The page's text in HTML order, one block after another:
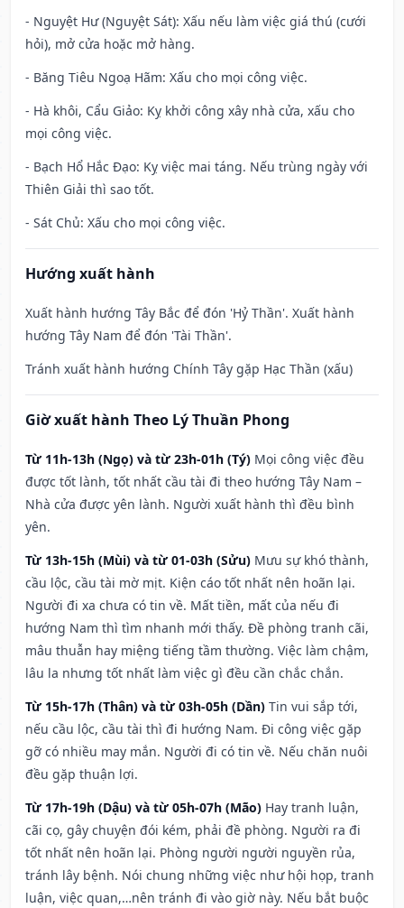
- Nguyệt Hư (Nguyệt Sát): Xấu nếu làm việc giá thú (cưới
hỏi), mở cửa hoặc mở hàng.
- Băng Tiêu Ngoạ Hãm: Xấu cho mọi công việc.
- Hà khôi, Cẩu Giảo: Kỵ khởi công xây nhà cửa, xấu cho
mọi công việc.
- Bạch Hổ Hắc Đạo: Kỵ việc mai táng. Nếu trùng ngày với
Thiên Giải thì sao tốt.
- Sát Chủ: Xấu cho mọi công việc.
Hướng xuất hành
Xuất hành hướng Tây Bắc để đón 'Hỷ Thần'. Xuất hành
hướng Tây Nam để đón 'Tài Thần'.
Tránh xuất hành hướng Chính Tây gặp Hạc Thần (xấu)
Giờ xuất hành Theo Lý Thuần Phong
Từ 11h-13h (Ngọ) và từ 23h-01h (Tý) Mọi công việc đều
được tốt lành, tốt nhất cầu tài đi theo hướng Tây Nam –
Nhà cửa được yên lành. Người xuất hành thì đều bình
yên.
Từ 13h-15h (Mùi) và từ 01-03h (Sửu) Mưu sự khó thành,
cầu lộc, cầu tài mờ mịt. Kiện cáo tốt nhất nên hoãn lại.
Người đi xa chưa có tin về. Mất tiền, mất của nếu đi
hướng Nam thì tìm nhanh mới thấy. Đề phòng tranh cãi,
mâu thuẫn hay miệng tiếng tầm thường. Việc làm chậm,
lâu la nhưng tốt nhất làm việc gì đều cần chắc chắn.
Từ 15h-17h (Thân) và từ 03h-05h (Dần) Tin vui sắp tới,
nếu cầu lộc, cầu tài thì đi hướng Nam. Đi công việc gặp
gỡ có nhiều may mắn. Người đi có tin về. Nếu chăn nuôi
đều gặp thuận lợi.
Từ 17h-19h (Dậu) và từ 05h-07h (Mão) Hay tranh luận,
cãi cọ, gây chuyện đói kém, phải đề phòng. Người ra đi
tốt nhất nên hoãn lại. Phòng người người nguyền rủa,
tránh lây bệnh. Nói chung những việc như hội họp, tranh
luận, việc quan,…nên tránh đi vào giờ này. Nếu bắt buộc